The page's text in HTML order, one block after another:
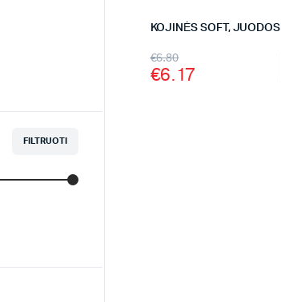
KOJINĖS SOFT, JUODOS
€6.80
€6.17
FILTRUOTI